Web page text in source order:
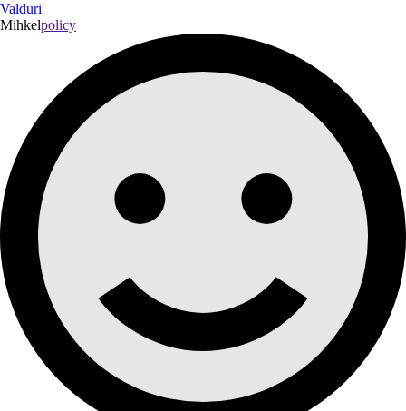
Valduri
Mihkelpolicy